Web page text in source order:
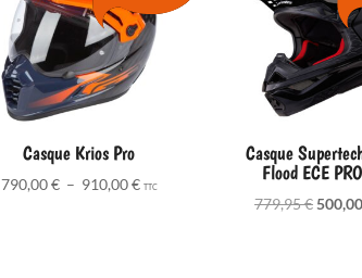
Casque Krios Pro
790,00€ – 910,00€Plage
TTC
Casque
Flood ECE
779,95€ Le